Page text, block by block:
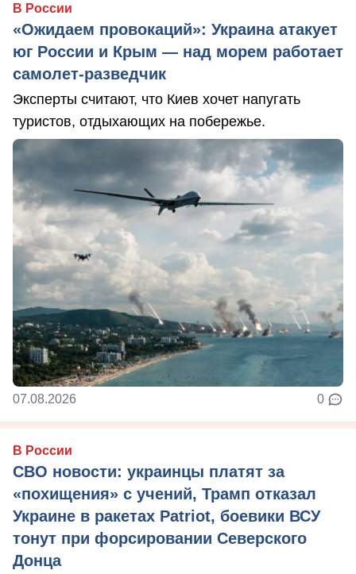
В России
«Ожидаем провокаций»: Украина атакует
юг России и Крым — над морем работает
самолет-разведчик
Эксперты считают, что Киев хочет напугать
туристов, отдыхающих на побережье.
07.08.2026 0
В России
СВО новости: украинцы платят за
«похищения» с учений, Трамп отказал
Украине в ракетах Patriot, боевики ВСУ
тонут при форсировании Северского
Донца